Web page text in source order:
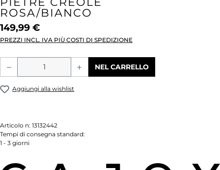
ROSA/BIANCO
149,99 €
PREZZI INCL. IVA PIÙ COSTI DI SPEDIZIONE
Quantità del prodotto: inserisci la
NEL CARRELLO
Aggiungi alla wishlist
Articolo n: 13132442
Tempi di consegna standard:
1 - 3 giorni